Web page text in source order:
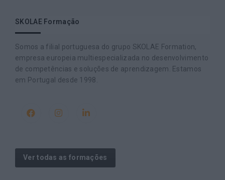
SKOLAE Formação
Somos a filial portuguesa do grupo SKOLAE Formation,
empresa europeia multiespecializada no desenvolvimento
de competências e soluções de aprendizagem. Estamos
em Portugal desde 1998.
Ver todas as formações